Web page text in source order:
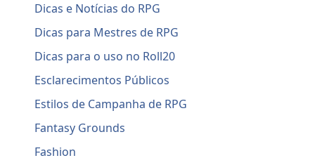
Dicas e Notícias do RPG
Dicas para Mestres de RPG
Dicas para o uso no Roll20
Esclarecimentos Públicos
Estilos de Campanha de RPG
Fantasy Grounds
Fashion